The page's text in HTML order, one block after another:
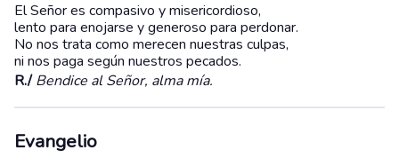
El Señor es compasivo y misericordioso,
lento para enojarse y generoso para perdonar.
No nos trata como merecen nuestras culpas,
ni nos paga según nuestros pecados.
R./Bendice al Señor, alma mía.
Evangelio